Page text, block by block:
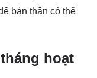
bản thân có thể
hoạt